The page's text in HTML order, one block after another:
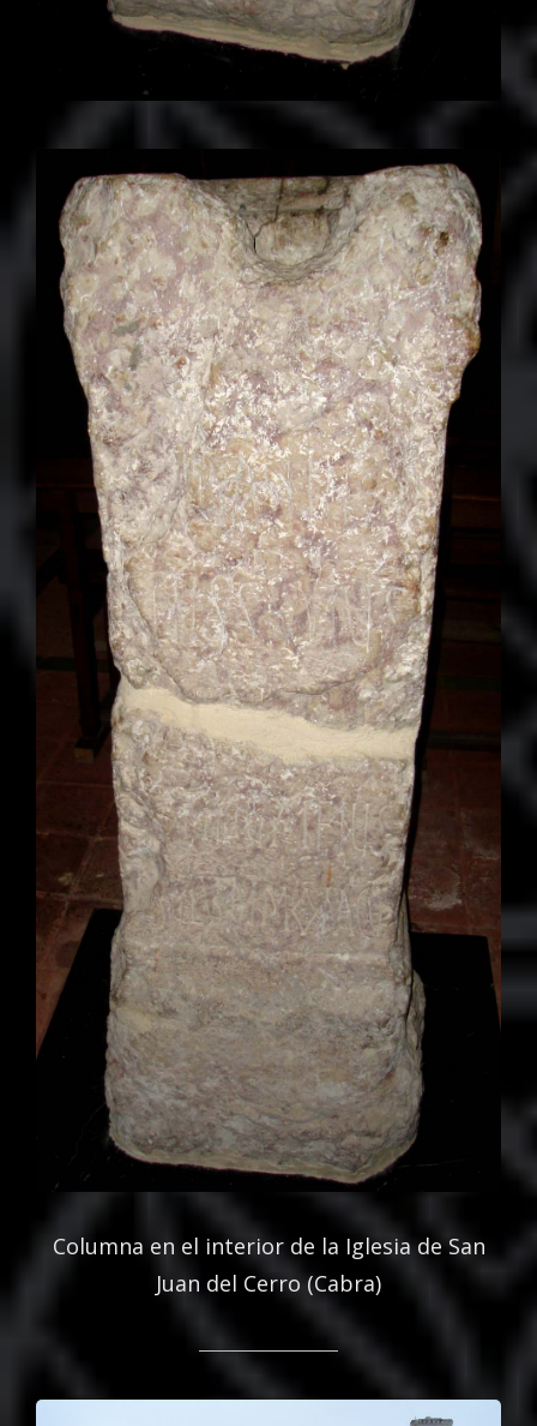
Columna en el interior de la Iglesia de San
Juan del Cerro (Cabra)